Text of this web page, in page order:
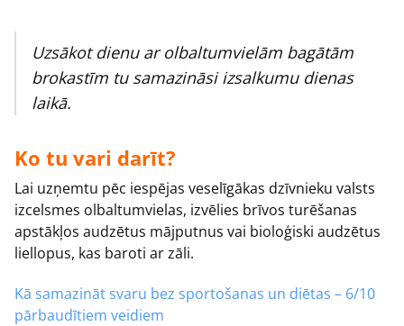
Uzsākot dienu ar olbaltumvielām bagātām
brokastīm tu samazināsi izsalkumu dienas
laikā.
Ko tu vari darīt?
Lai uzņemtu pēc iespējas veselīgākas dzīvnieku valsts
izcelsmes olbaltumvielas, izvēlies brīvos turēšanas
apstākļos audzētus mājputnus vai bioloģiski audzētus
liellopus, kas baroti ar zāli.
Kā samazināt svaru bez sportošanas un diētas – 6/10
pārbaudītiem veidiem